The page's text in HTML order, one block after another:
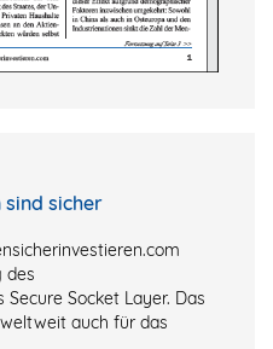
sind sicher
des
Socket Layer. Das
auch für das